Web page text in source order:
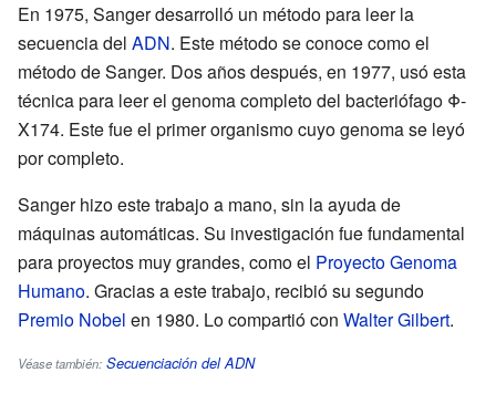
En 1975, Sanger desarrolló un método para leer la
secuencia del ADN. Este método se conoce como el
método de Sanger. Dos años después, en 1977, usó esta
técnica para leer el genoma completo del bacteriófago Φ-
X174. Este fue el primer organismo cuyo genoma se leyó
por completo.
Sanger hizo este trabajo a mano, sin la ayuda de
máquinas automáticas. Su investigación fue fundamental
para proyectos muy grandes, como el Proyecto Genoma
Humano. Gracias a este trabajo, recibió su segundo
Premio Nobel en 1980. Lo compartió con Walter Gilbert.
Véase también: Secuenciación del ADN